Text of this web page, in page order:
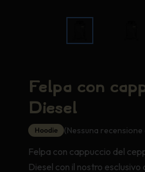
Felpa con
Diesel
Hoodie (Nessuna
Felpa con cappuccio del
Diesel con il nostro